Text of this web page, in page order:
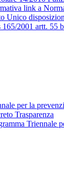
link a
Unico
165/2001 artt. 55
per la
Trasparenza
Triennale